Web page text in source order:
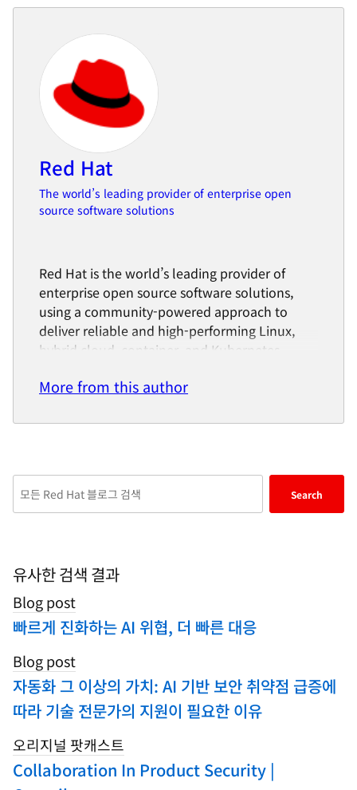
Red Hat
The world’s leading provider of enterprise open
source software solutions
Red Hat is the world’s leading provider of
enterprise open source software solutions,
using a community-powered approach to
deliver reliable and high-performing Linux,
hybrid cloud, container, and Kubernetes
existing IT applications, develop cloud-native
secure, and manage complex environments.
Award-winning support, training, and
consulting services make Red Hat a trusted
application vendors, customers, and open
source communities, Red Hat can help
organizations prepare for the digital future.
More from this author
keywords
search
blogs
Search
유사한 검색 결과
Blog post
빠르게 진화하는 AI 위협, 더 빠른 대응
Blog post
자동화 그 이상의 가치: AI 기반 보안 취약점 급증에
따라 기술 전문가의 지원이 필요한 이유
오리지널 팟캐스트
Collaboration In Product Security |